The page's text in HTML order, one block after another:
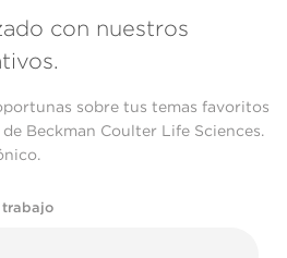
con nuestros
sobre tus temas favoritos
Beckman Coulter Life Sciences.
trabajo